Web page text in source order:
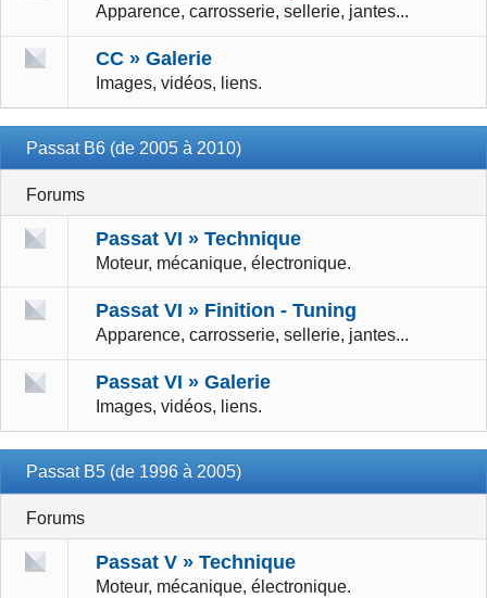
Apparence, carrosserie, sellerie, jantes...
CC » Galerie
Images, vidéos, liens.
Passat B6 (de 2005 à 2010)
Forums
Passat VI » Technique
Moteur, mécanique, électronique.
Passat VI » Finition - Tuning
Apparence, carrosserie, sellerie, jantes...
Passat VI » Galerie
Images, vidéos, liens.
Passat B5 (de 1996 à 2005)
Forums
Passat V » Technique
Moteur, mécanique, électronique.